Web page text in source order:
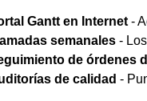
Gantt en Internet-
semanales- Los
de órdenes
de calidad -